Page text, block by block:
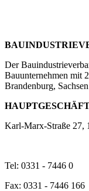
Der
Bauunternehmen mit
Brandenburg,
Karl-Marx-Straße 27,
Tel: 0331 - 7446 0
Fax: 0331 - 7446 166